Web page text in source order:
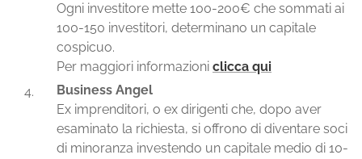
Ogni investitore mette 100-200€ che sommati ai
100-150 investitori, determinano un capitale
cospicuo.
Per maggiori informazioni clicca qui
Business Angel
Ex imprenditori, o ex dirigenti che, dopo aver
esaminato la richiesta, si offrono di diventare soci
di minoranza investendo un capitale medio di 10-